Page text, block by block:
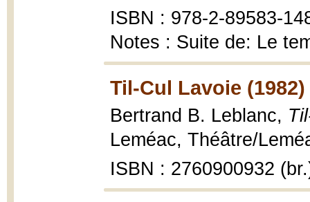
ISBN : 978-2-89583-
Notes : Suite de: Le
Til-Cul Lavoie (1982)
Bertrand B. Leblanc,
Leméac, Théâtre/
ISBN : 2760900932